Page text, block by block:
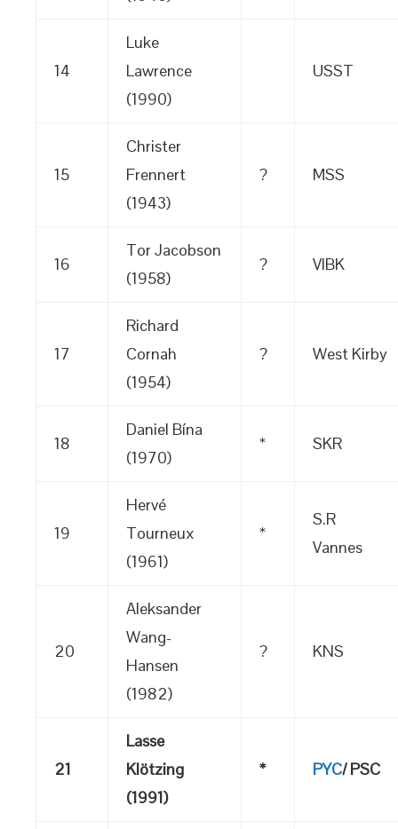
14
Luke
Lawrence
(1990)
USST
15
Christer
Frennert
(1943)
? MSS
16
Tor Jacobson
(1958)
? VIBK
17
Richard
Cornah
(1954)
? West Kirby
18
Daniel Bína
(1970)
* SKR
19
Hervé
Tourneux
(1961)
*
S.R
Vannes
20
Aleksander
Wang-
Hansen
(1982)
? KNS
21
Lasse
Klötzing
(1991)
* PYC/ PSC